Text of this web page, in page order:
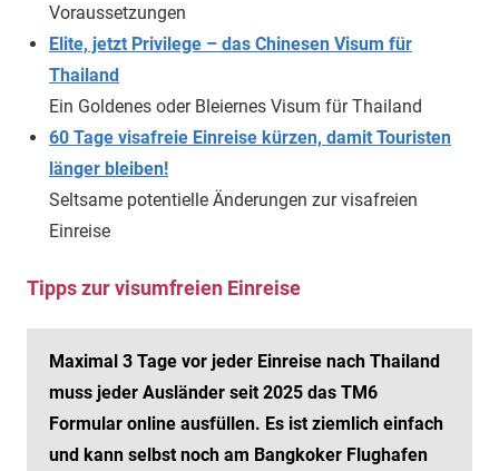
Voraussetzungen
Elite, jetzt Privilege – das Chinesen Visum für
Thailand
Ein Goldenes oder Bleiernes Visum für Thailand
60 Tage visafreie Einreise kürzen, damit Touristen
länger bleiben!
Seltsame potentielle Änderungen zur visafreien
Einreise
Tipps zur visumfreien Einreise
Maximal 3 Tage vor jeder Einreise nach Thailand
muss jeder Ausländer seit 2025 das TM6
Formular online ausfüllen. Es ist ziemlich einfach
und kann selbst noch am Bangkoker Flughafen